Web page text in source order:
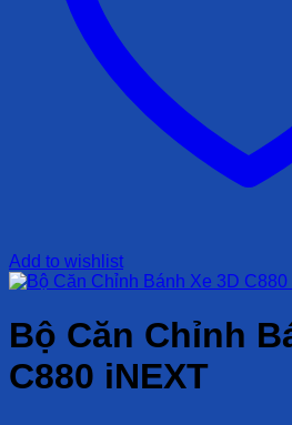
Add to wishlist
Bộ Căn Chỉnh
C880 iNEXT